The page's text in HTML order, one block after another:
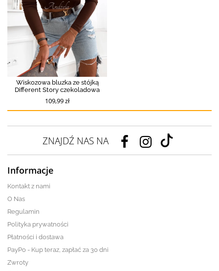
Wiskozowa bluzka ze stójką
Different Story czekoladowa
109,99 zł
ZNAJDŹ NAS NA
Informacje
Kontakt z nami
O Nas
Regulamin
Polityka prywatności
Płatności i dostawa
PayPo - Kup teraz, zapłać za 30 dni
Zwroty